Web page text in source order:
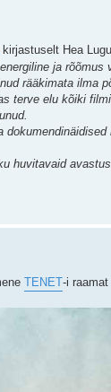
kirjastuselt Hea
ja
rääkimata ilma
terve elu kõiki
huvitavaid
TENET-i raamat